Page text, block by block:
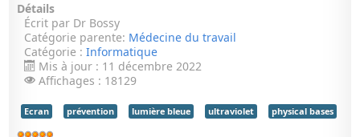
Détails
Écrit par Dr Bossy
Catégorie parente: Médecine du travail
Catégorie :Informatique
Mis à jour : 11 décembre 2022
Affichages : 18129
Ecran prévention lumière bleue ultraviolet physical bases
Vote